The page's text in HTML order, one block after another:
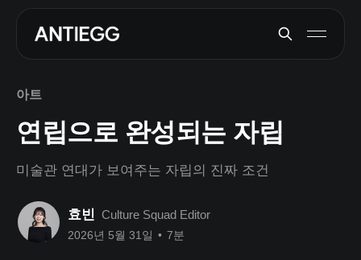
아트
연립으로 완성되는 자립
미술관 연대가 보여주는 자립의 진짜 조건
효빈 Culture Squad Editor
2026년 5월 31일 • 7분